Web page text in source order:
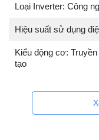
Loại Inverter: Công
Hiệu suất sử dụng
Kiểu động cơ:
tạo